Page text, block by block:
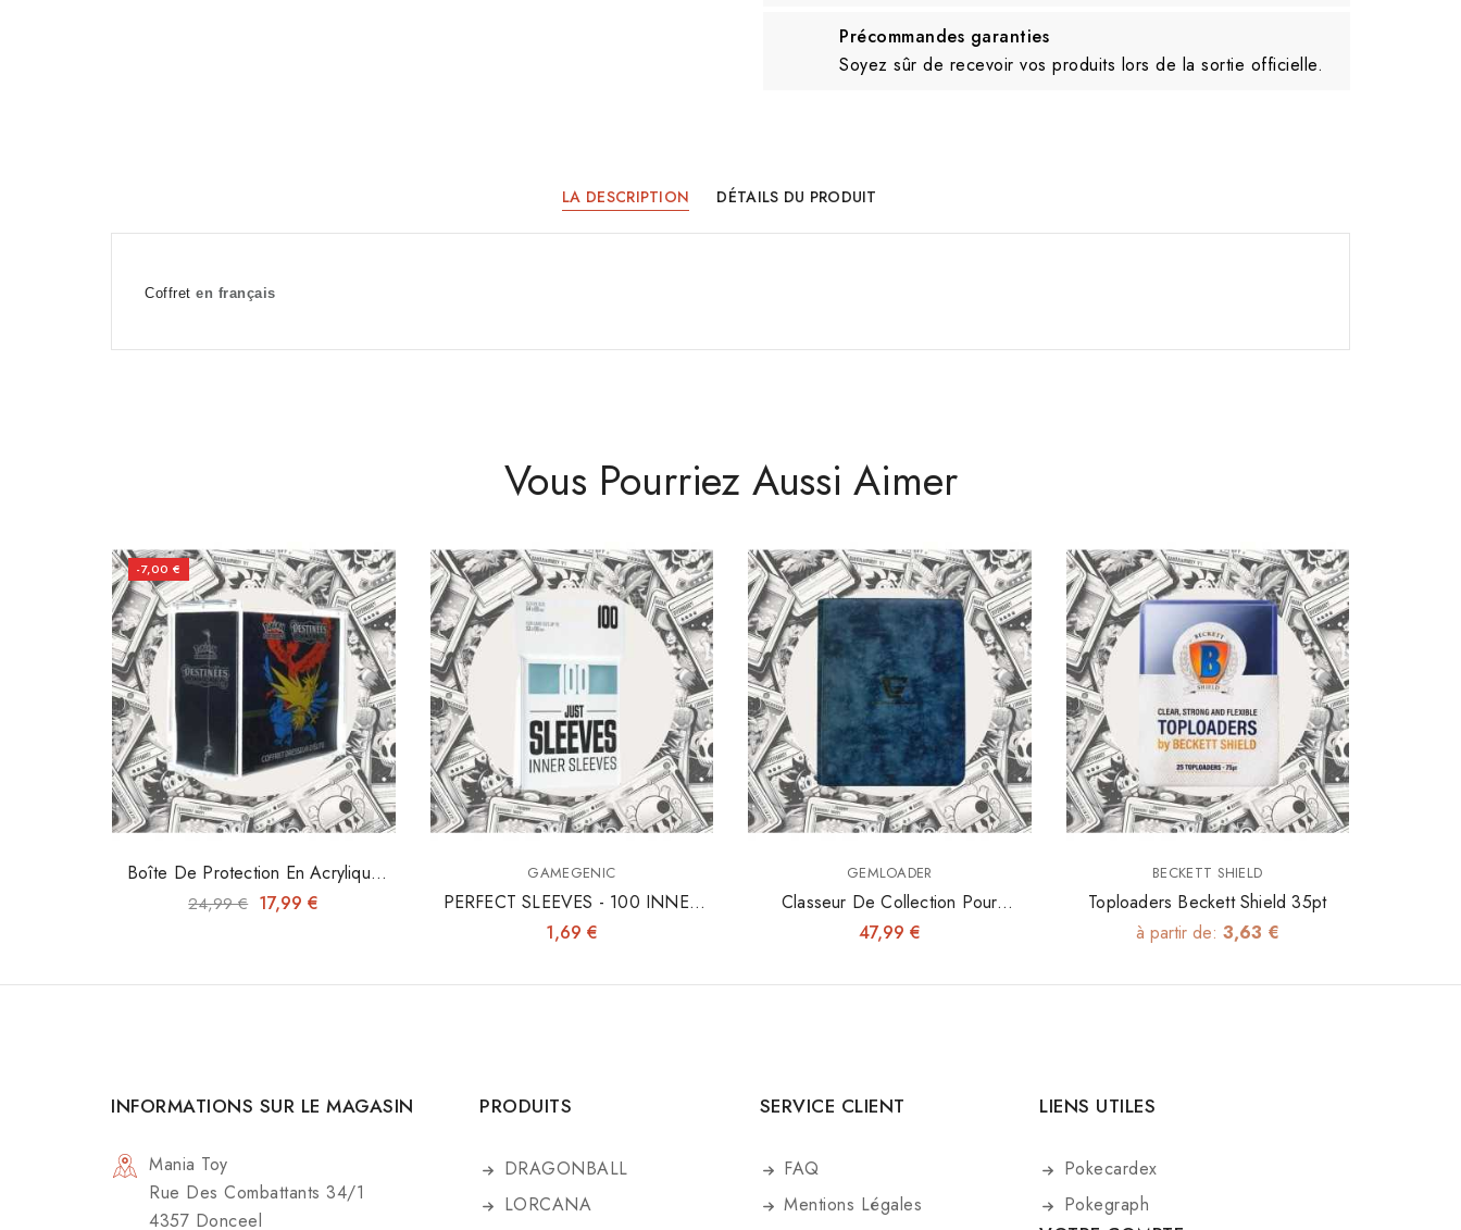
Précommandes garanties
Soyez sûr de recevoir vos produits lors de la sortie officielle.
LA DESCRIPTION DÉTAILS DU PRODUIT
Coffret en français
Vous Pourriez Aussi Aimer
-7,00 €
Boîte De Protection En Acrylique
4mm Pour ETB
24,99 € 17,99 €
GAMEGENIC
PERFECT SLEEVES - 100 INNER
SLEEVES 64X89
1,69 €
GEMLOADER
Classeur De Collection Pour
Toploaders 3"x4"
47,99 €
BECKETT SHIELD
Toploaders Beckett Shield 35pt
à partir de: 3,63 €
INFORMATIONS SUR LE MAGASIN
Mania Toy
Rue Des Combattants 34/1
4357 Donceel
PRODUITS
DRAGONBALL
LORCANA
SERVICE CLIENT
FAQ
Mentions Légales
LIENS UTILES
Pokecardex
Pokegraph